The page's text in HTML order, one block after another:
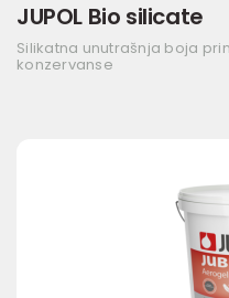
JUPOL Bio silicate
Silikatna unutrašnja boja
konzervanse